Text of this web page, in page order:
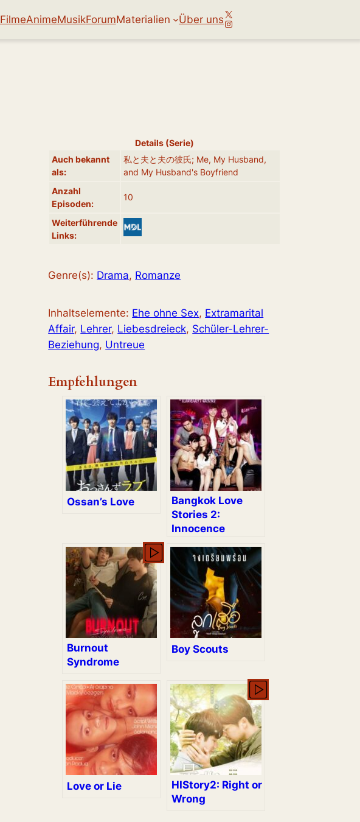
FilmeAnimeMusikForumMaterialien Über unsX
Instagram
Details (Serie)
Auch bekannt
als:
私と夫と夫の彼氏; Me, My Husband,
and My Husband's Boyfriend
Anzahl
Episoden:
10
Weiterführende
Links:
Genre(s): Drama, Romanze
Inhaltselemente: Ehe ohne Sex, Extramarital
Affair, Lehrer, Liebesdreieck, Schüler-Lehrer-
Beziehung, Untreue
Empfehlungen
Ossan’s Love
Bangkok Love
Stories 2:
Innocence
Burnout
Syndrome
Boy Scouts
Love or Lie
HIStory2: Right or
Wrong